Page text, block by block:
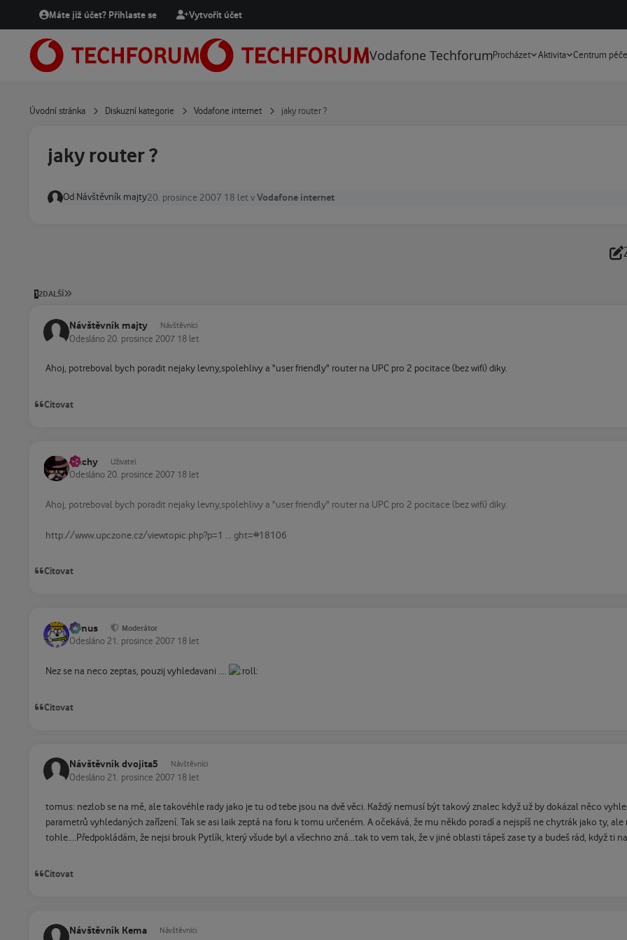
Přejít na obsah
Máte již účet? Přihlaste se Vytvořit účet
Vodafone TechforumProcházet Aktivita Centrum péče
Úvodní stránka Diskuzní kategorie Vodafone internet jaky router ?
jaky router ?
Od Návštěvník majty20. prosince 2007 18 let vVodafone internet
12DALŠÍ
Návštěvník majty Návštěvníci
Odesláno 20. prosince 2007 18 let
Ahoj, potreboval bych poradit nejaky levny,spolehlivy a "user friendly" router na UPC pro 2 pocitace (bez wifi) diky.
Citovat
Ritchy Uživatel
Odesláno 20. prosince 2007 18 let
Ahoj, potreboval bych poradit nejaky levny,spolehlivy a "user friendly" router na UPC pro 2 pocitace (bez wifi) diky.
http://www.upczone.cz/viewtopic.php?p=1 ... ght=#18106
Citovat
tomus Moderátor
Odesláno 21. prosince 2007 18 let
Nez se na neco zeptas, pouzij vyhledavani ....
Citovat
Návštěvník dvojita5 Návštěvníci
Odesláno 21. prosince 2007 18 let
tomus: nezlob se na mě, ale takovéhle rady jako je tu od tebe jsou na dvě věci. Každý nemusí být takový znalec když už by dokázal něco
parametrů vyhledaných zařízení. Tak se asi laik zeptá na foru k tomu určeném. A očekává, že mu někdo poradí a nejspíš ne chytrák jako ty,
tohle....Předpokládám, že nejsi brouk Pytlík, který všude byl a všechno zná...tak to vem tak, že v jiné oblasti tápeš zase ty a budeš rád, když ti
Citovat
Návštěvník Kema Návštěvníci